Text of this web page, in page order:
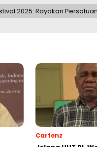
2025: Rayakan
Cartenz